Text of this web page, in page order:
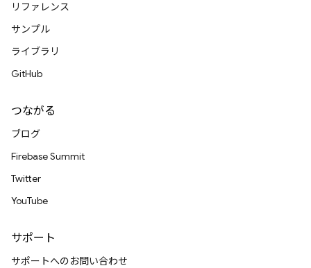
リファレンス
サンプル
ライブラリ
GitHub
つながる
ブログ
Firebase Summit
Twitter
YouTube
サポート
サポートへのお問い合わせ